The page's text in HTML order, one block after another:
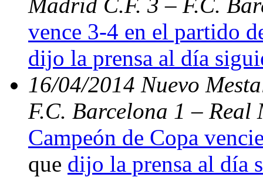
vence 3-4 en el partido
dijo la prensa al día
16/04/2014 Nuevo
F.C. Barcelona 1 –
Campeón de Copa
que dijo la prensa al día